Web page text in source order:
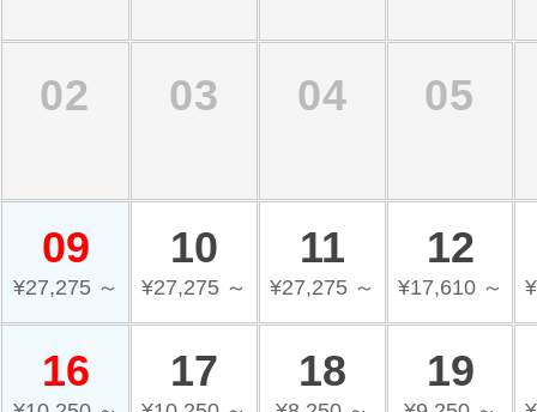
02 03 04 05
09
¥27,275 ～
10
¥27,275 ～
11
¥27,275 ～
12
¥17,610 ～
16 17 18 19